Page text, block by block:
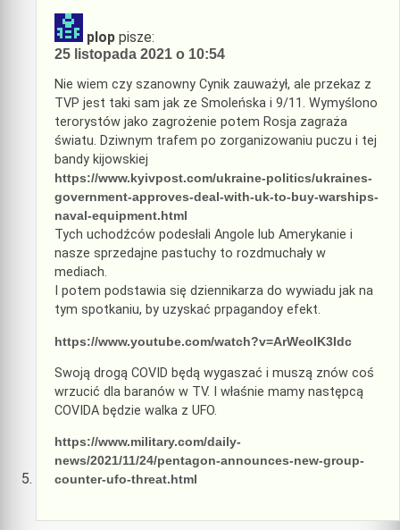
plop pisze:
25 listopada 2021 o 10:54
Nie wiem czy szanowny Cynik zauważył, ale przekaz z
TVP jest taki sam jak ze Smoleńska i 9/11. Wymyślono
terorystów jako zagrożenie potem Rosja zagraża
światu. Dziwnym trafem po zorganizowaniu puczu i tej
bandy kijowskiej
https://www.kyivpost.com/ukraine-politics/ukraines-
government-approves-deal-with-uk-to-buy-warships-
naval-equipment.html
Tych uchodźców podesłali Angole lub Amerykanie i
nasze sprzedajne pastuchy to rozdmuchały w
mediach.
I potem podstawia się dziennikarza do wywiadu jak na
tym spotkaniu, by uzyskać prpagandoy efekt.
https://www.youtube.com/watch?v=ArWeoIK3Idc
Swoją drogą COVID będą wygaszać i muszą znów coś
wrzucić dla baranów w TV. I właśnie mamy następcą
COVIDA będzie walka z UFO.
https://www.military.com/daily-
news/2021/11/24/pentagon-announces-new-group-
counter-ufo-threat.html